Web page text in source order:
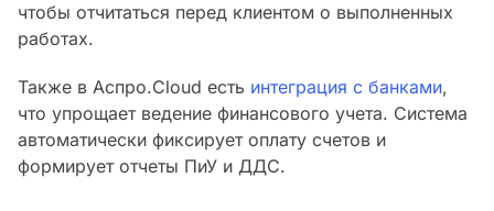
чтобы отчитаться перед клиентом о выполненных
работах.
Также в Аспро.Cloud есть интеграция с банками,
что упрощает ведение финансового учета. Система
автоматически фиксирует оплату счетов и
формирует отчеты ПиУ и ДДС.